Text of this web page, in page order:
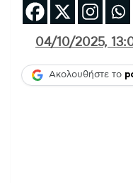
04/10/2025,
Ακολουθήστε το